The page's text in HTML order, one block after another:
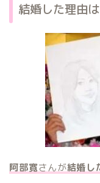
結婚した理由
阿部寛さんが結婚し